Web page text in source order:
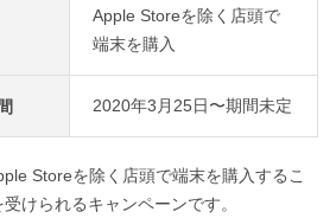
Apple Storeを除く店頭で
端末を購入
2020年3月25日〜期間未定
Storeを除く店頭で端末を購入するこ
けられるキャンペーンです。